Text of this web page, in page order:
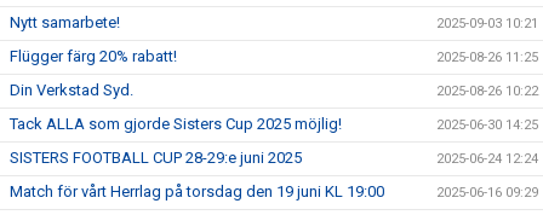
Nytt samarbete! 2025-09-03 10:21
Flügger färg 20% rabatt! 2025-08-26 11:25
Din Verkstad Syd. 2025-08-26 10:22
Tack ALLA som gjorde Sisters Cup 2025 möjlig! 2025-06-30 14:25
SISTERS FOOTBALL CUP 28-29:e juni 2025 2025-06-24 12:24
Match för vårt Herrlag på torsdag den 19 juni KL 19:00 2025-06-16 09:29